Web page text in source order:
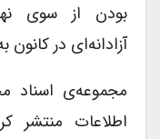
بودن از سوی
آزادانه‌ای در کانون
مجموعه‌ی اسناد
اطلاعات منتشر